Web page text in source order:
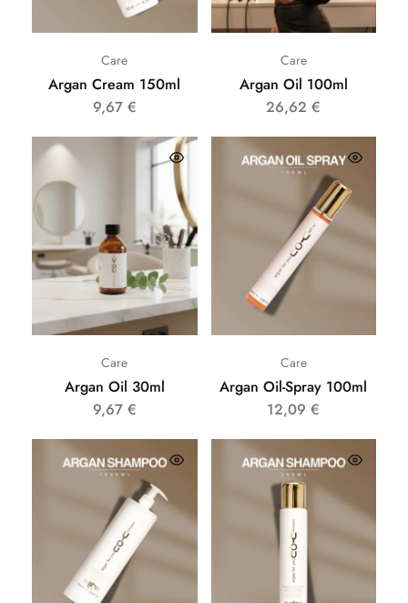
Care
Argan Cream 150ml
9,67 €
Care
Argan Oil 100ml
26,62€
Care
Argan Oil 30ml
9,67 €
Care
Argan Oil-Spray 100ml
12,09€